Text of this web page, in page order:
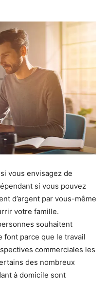
vous envisagez de
si vous pouvez
d’argent par vous-même
votre famille.
souhaitent
font parce que le travail
commerciales les
des nombreux
à domicile sont